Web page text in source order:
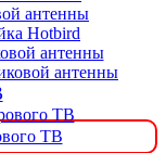
антенны
Hotbird
антенны
антенны
ТВ
ТВ